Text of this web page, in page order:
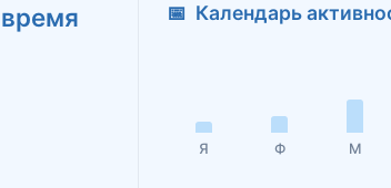
📅 Календарь
Я Ф М